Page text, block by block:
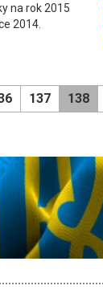
na rok 2015
2014.
137 138